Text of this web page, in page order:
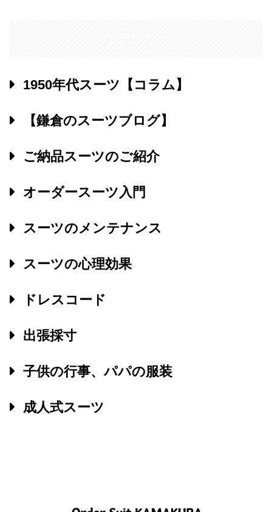
1950年代スーツ【コラム】
【鎌倉のスーツブログ】
ご納品スーツのご紹介
オーダースーツ入門
スーツのメンテナンス
スーツの心理効果
ドレスコード
出張採寸
子供の行事、パパの服装
成人式スーツ